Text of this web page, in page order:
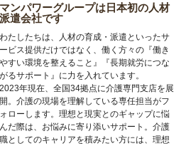
ンパワーグループは日本初の人材
遣会社です
たしたちは、人材の育成・派遣といったサ
ビス提供だけではなく、働く方々の『働き
すい環境を整えること』『長期就労につな
るサポート』に力を入れています。
年現在、全国34拠点に介護専門支店を展
。介護の現場を理解している専任担当がフ
ローします。理想と現実とのギャップに悩
だ際は、お悩みに寄り添いサポート。介護
としてのキャリアを積みたい方には、理想